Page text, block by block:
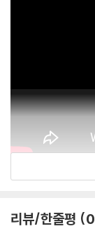
Various Artists -
리뷰/한줄평 0